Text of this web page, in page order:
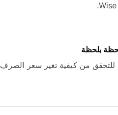
بلحظة
من كيفية تغير سعر الصرف